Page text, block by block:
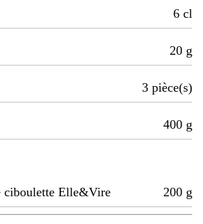
6 cl
20 g
3 pièce(s)
400 g
ciboulette Elle&Vire
200 g